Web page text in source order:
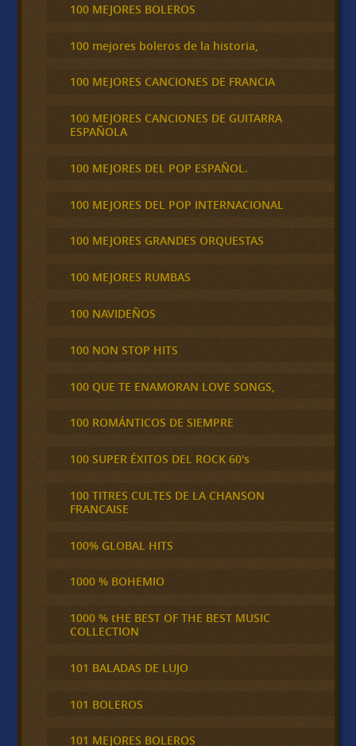
100 MEJORES BOLEROS
100 mejores boleros de la historia,
100 MEJORES CANCIONES DE FRANCIA
100 MEJORES CANCIONES DE GUITARRA
ESPAÑOLA
100 MEJORES DEL POP ESPAÑOL.
100 MEJORES DEL POP INTERNACIONAL
100 MEJORES GRANDES ORQUESTAS
100 MEJORES RUMBAS
100 NAVIDEÑOS
100 NON STOP HITS
100 QUE TE ENAMORAN LOVE SONGS,
100 ROMÁNTICOS DE SIEMPRE
100 SUPER ÉXITOS DEL ROCK 60's
100 TITRES CULTES DE LA CHANSON
FRANCAISE
100% GLOBAL HITS
1000 % BOHEMIO
1000 % tHE BEST OF THE BEST MUSIC
COLLECTION
101 BALADAS DE LUJO
101 BOLEROS
101 MEJORES BOLEROS